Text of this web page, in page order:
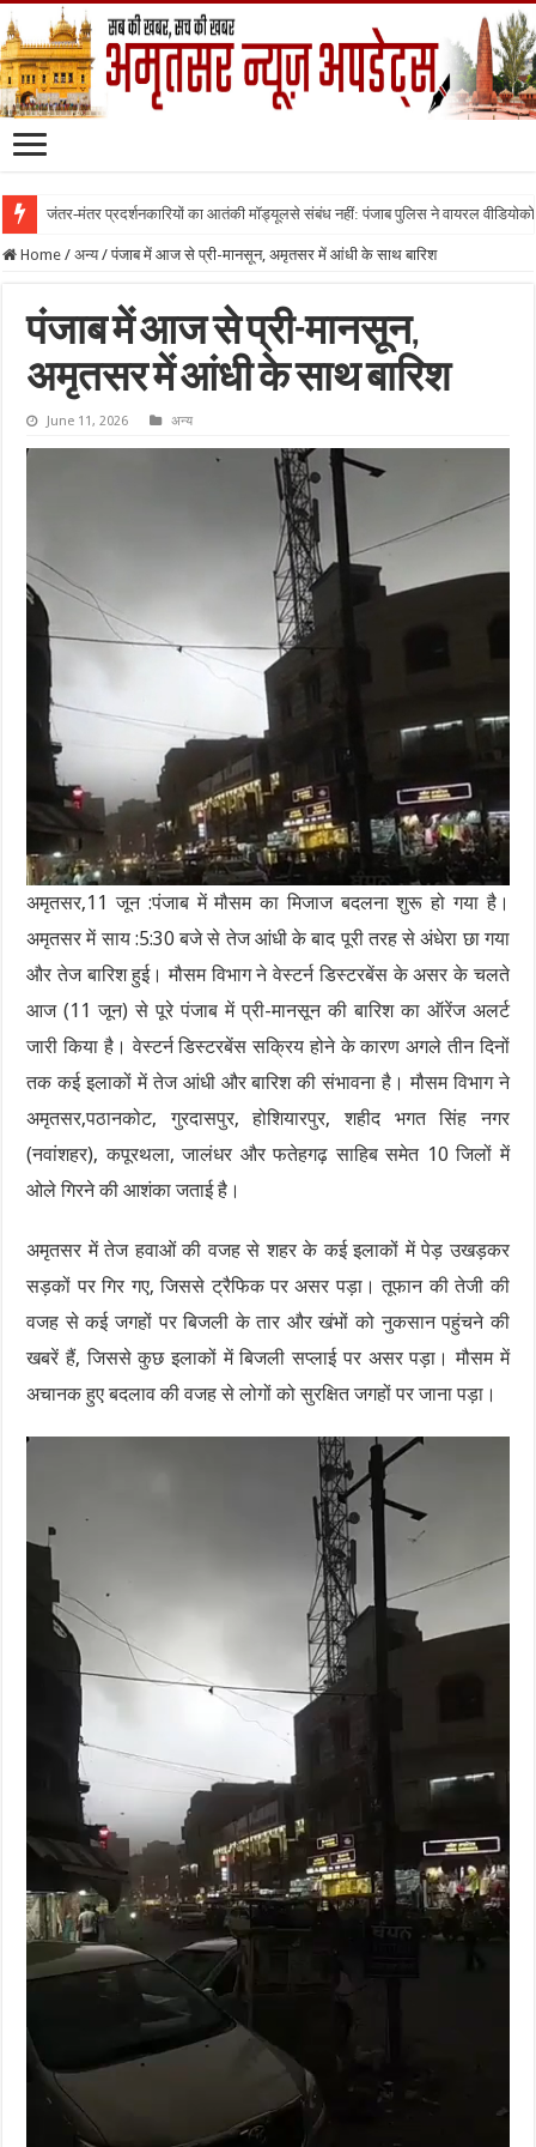
जंतर-मंतर प्रदर्शनकारियों का आतंकी मॉड्यूलसे संबंध नहीं: पंजाब पुलिस ने वायरल वीडियोको
Home / अन्य / पंजाब में आज से प्री-मानसून, अमृतसर में आंधी के साथ बारिश
पंजाब में आज से प्री-मानसून,
अमृतसर में आंधी के साथ बारिश
June 11, 2026 अन्य
अमृतसर,11 जून :पंजाब में मौसम का मिजाज बदलना शुरू हो गया है।
अमृतसर में साय :5:30 बजे से तेज आंधी के बाद पूरी तरह से अंधेरा छा गया
और तेज बारिश हुई। मौसम विभाग ने वेस्टर्न डिस्टरबेंस के असर के चलते
आज (11 जून) से पूरे पंजाब में प्री-मानसून की बारिश का ऑरेंज अलर्ट
जारी किया है। वेस्टर्न डिस्टरबेंस सक्रिय होने के कारण अगले तीन दिनों
तक कई इलाकों में तेज आंधी और बारिश की संभावना है। मौसम विभाग ने
अमृतसर,पठानकोट, गुरदासपुर, होशियारपुर, शहीद भगत सिंह नगर
(नवांशहर), कपूरथला, जालंधर और फतेहगढ़ साहिब समेत 10 जिलों में
ओले गिरने की आशंका जताई है।
अमृतसर में तेज हवाओं की वजह से शहर के कई इलाकों में पेड़ उखड़कर
सड़कों पर गिर गए, जिससे ट्रैफिक पर असर पड़ा। तूफान की तेजी की
वजह से कई जगहों पर बिजली के तार और खंभों को नुकसान पहुंचने की
खबरें हैं, जिससे कुछ इलाकों में बिजली सप्लाई पर असर पड़ा। मौसम में
अचानक हुए बदलाव की वजह से लोगों को सुरक्षित जगहों पर जाना पड़ा।